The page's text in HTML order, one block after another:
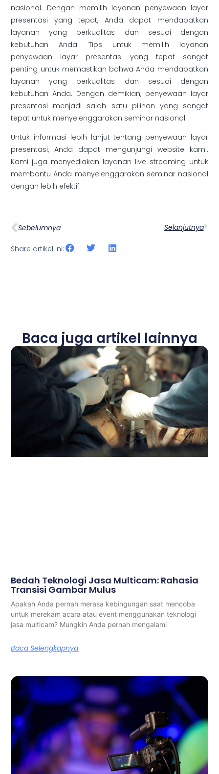
nasional. Dengan memilih layanan penyewaan layar
presentasi yang tepat, Anda dapat mendapatkan
layanan yang berkualitas dan sesuai dengan
kebutuhan Anda. Tips untuk memilih layanan
penyewaan layar presentasi yang tepat sangat
penting untuk memastikan bahwa Anda mendapatkan
layanan yang berkualitas dan sesuai dengan
kebutuhan Anda. Dengan demikian, penyewaan layar
presentasi menjadi salah satu pilihan yang sangat
tepat untuk menyelenggarakan seminar nasional.
Untuk informasi lebih lanjut tentang penyewaan layar
presentasi, Anda dapat mengunjungi website kami.
Kami juga menyediakan layanan live streaming untuk
membantu Anda menyelenggarakan seminar nasional
dengan lebih efektif.
Sebelumnya Selanjutnya
Share artikel ini:
Baca juga artikel lainnya
Bedah Teknologi Jasa Multicam: Rahasia
Transisi Gambar Mulus
Apakah Anda pernah merasa kebingungan saat mencoba
untuk merekam acara atau event menggunakan teknologi
jasa multicam? Mungkin Anda pernah mengalami
Baca Selengkapnya